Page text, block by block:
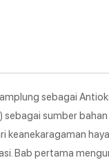
sebagai
sebagai sumber
keanekaragaman
Bab pertama